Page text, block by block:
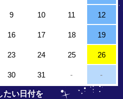
9 10 11 12
16 17 18 19
23 24 25 26
30 31 - -
たい日付を